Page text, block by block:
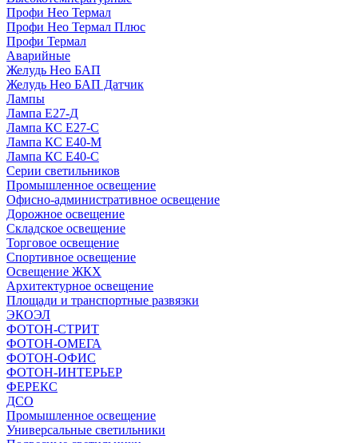
Профи Нео Термал
Профи Нео Термал Плюс
Профи Термал
Аварийные
Желудь Нео БАП
Желудь Нео БАП Датчик
Лампы
Лампа Е27-Д
Лампа КС Е27-С
Лампа КС Е40-М
Лампа КС Е40-С
Серии светильников
Промышленное освещение
Офисно-административное освещение
Дорожное освещение
Складское освещение
Торговое освещение
Спортивное освещение
Освещение ЖКХ
Архитектурное освещение
Площади и транспортные развязки
ЭКОЭЛ
ФОТОН-СТРИТ
ФОТОН-ОМЕГА
ФОТОН-ОФИС
ФОТОН-ИНТЕРЬЕР
ФЕРЕКС
ДСО
Промышленное освещение
Универсальные светильники